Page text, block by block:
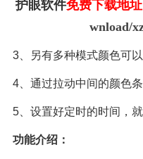
护眼软件免费下载地址
wnload/
3、另有多种模式颜色可
4、通过拉动中间的颜色
5、设置好定时的时间，
功能介绍：